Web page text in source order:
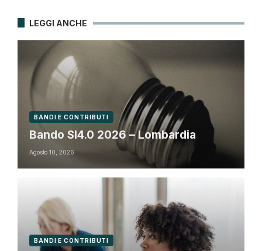
LEGGI ANCHE
BANDI E CONTRIBUTI
Bando SI4.0 2026 – Lombardia
Agosto 10, 2026
BANDI E CONTRIBUTI